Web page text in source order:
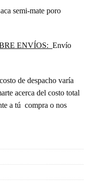
semi-mate poro
ENVÍOS: Envío
de despacho varía
acerca del costo total
a tú compra o nos